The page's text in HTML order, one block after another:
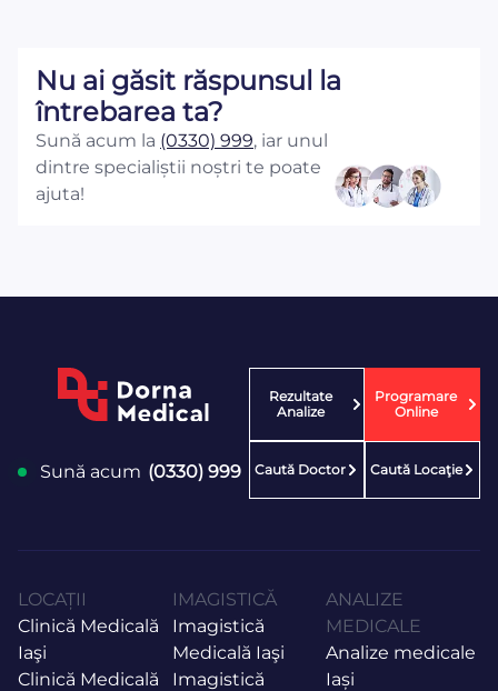
Nu ai găsit răspunsul la
întrebarea ta?
Sună acum la (0330) 999, iar unul
dintre specialiștii noștri te poate
ajuta!
Sună acum (0330) 999
Rezultate
Analize
Programare
Online
Caută Doctor Caută Locaţie
LOCAȚII
Clinică Medicală
Iaşi
Clinică Medicală
IMAGISTICĂ
Imagistică
Medicală Iaşi
Imagistică
ANALIZE
MEDICALE
Analize medicale
Iași